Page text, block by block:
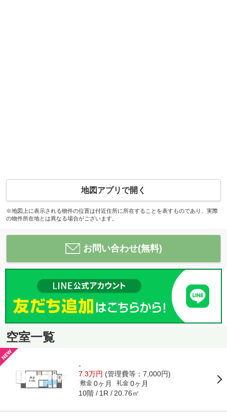
地図アプリで開く
※地図上に表示される物件の位置は付近住所に所在することを表すものであり、実際
の物件所在地とは異なる場合がございます。
お問い合わせ(無料)
空室一覧
-
7.3万円 (管理費等：7,000円)
敷金 0ヶ月 礼金 0ヶ月
10階 1R 20.76㎡